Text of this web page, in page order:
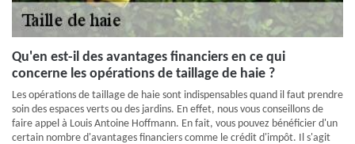
Qu'en est-il des avantages financiers en ce qui
concerne les opérations de taillage de haie ?
Les opérations de taillage de haie sont indispensables quand il faut prendre
soin des espaces verts ou des jardins. En effet, nous vous conseillons de
faire appel à Louis Antoine Hoffmann. En fait, vous pouvez bénéficier d'un
certain nombre d'avantages financiers comme le crédit d'impôt. Il s'agit